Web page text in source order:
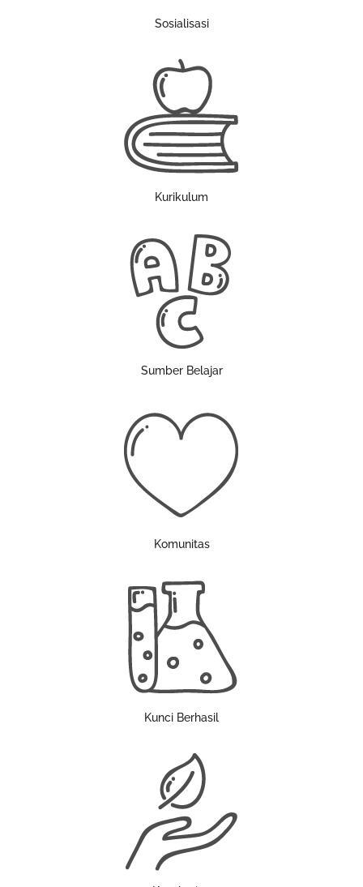
Sosialisasi
Kurikulum
Sumber Belajar
Komunitas
Kunci Berhasil